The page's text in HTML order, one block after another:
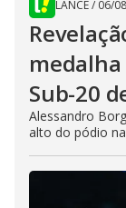
LANCE/ 06/
Sub-20
Alessandro
alto do pódio